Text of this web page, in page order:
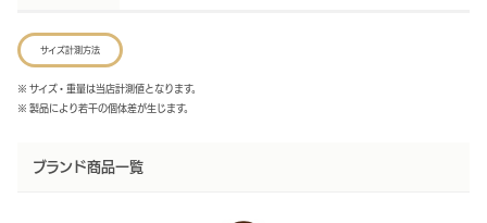
サイズ計測方法
※ サイズ・重量は当店計測値となります。
※ 製品により若干の個体差が生じます。
ブランド商品一覧